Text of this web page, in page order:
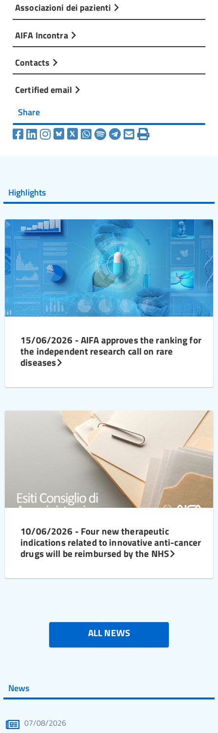
Associazioni dei pazienti
AIFA Incontra
Contacts
Certified email
Share
Highlights
15/06/2026 - AIFA approves the ranking for
the independent research call on rare
diseases
10/06/2026 - Four new therapeutic
indications related to innovative anti-cancer
drugs will be reimbursed by the NHS
ALL NEWS
News
07/08/2026